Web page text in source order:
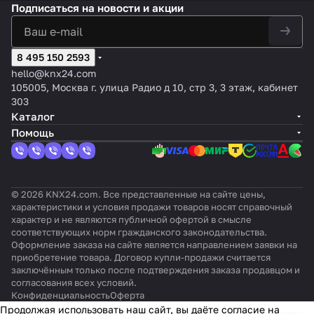
W2,
цве
т:
Цве
т на
выб
ор
:
Бел
отте
нок:
Без
нка
:
Бел
отте
нок:
Глян
глян
ц. с
иком
темп.
и 2
mini
оттен
вый
Лаки
алюм
цвет:
Алюми
бархатн а,
выс
оки
ов
Подписаться на новости и акции
8 495 150 2593
hello@knx24.com
105005, Москва г. улица Радио д 10, стр 3, 3 этаж, кабинет
303
Каталог
Помощь
© 2026 KNX24.com. Все представленные на сайте цены,
характеристики и условия продажи товаров носят справочный
характер и не являются публичной офертой в смысле
соответствующих норм гражданского законодательства.
Оформление заказа на сайте является направлением заявки на
приобретение товара. Договор купли-продажи считается
заключённым только после подтверждения заказа продавцом и
согласования всех условий.
КонфиденциальностьОферта
Продолжая использовать наш сайт, вы даёте согласие на